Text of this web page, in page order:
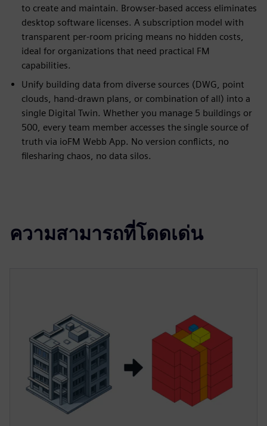
to create and maintain. Browser-based access eliminates
desktop software licenses. A subscription model with
transparent per-room pricing means no hidden costs,
ideal for organizations that need practical FM
capabilities.
Unify building data from diverse sources (DWG, point
clouds, hand-drawn plans, or combination of all) into a
single Digital Twin. Whether you manage 5 buildings or
500, every team member accesses the single source of
truth via ioFM Webb App. No version conflicts, no
filesharing chaos, no data silos.
ความสามารถที่โดดเด่น